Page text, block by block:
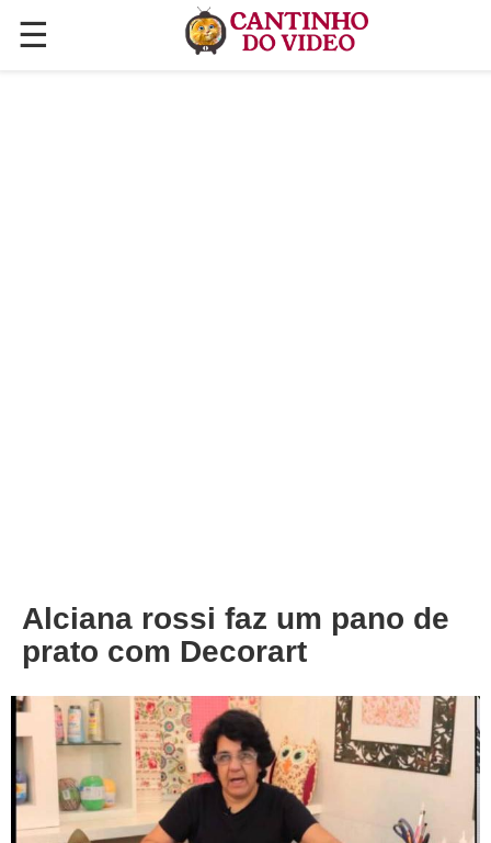
☰
✕
Alciana rossi faz um pano de
prato com Decorart